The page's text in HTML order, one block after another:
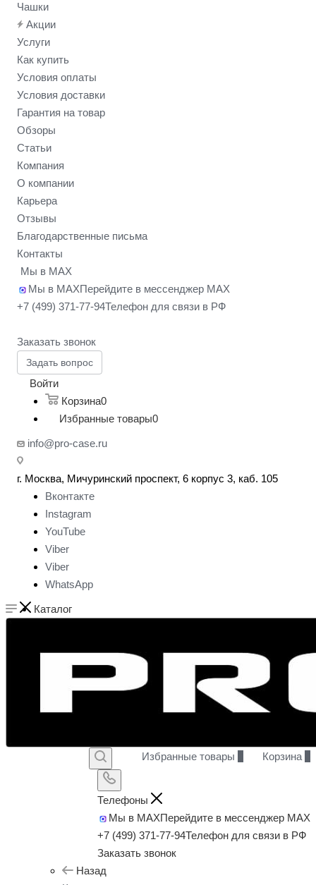
Чашки
Акции
Услуги
Как купить
Условия оплаты
Условия доставки
Гарантия на товар
Обзоры
Статьи
Компания
О компании
Карьера
Отзывы
Благодарственные письма
Контакты
Мы в MAX
Мы в MAXПерейдите в мессенджер MAX
+7 (499) 371-77-94Телефон для связи в РФ
Заказать звонок
Задать вопрос
Войти
Корзина0
Избранные товары0
info@pro-case.ru
г. Москва, Мичуринский проспект, 6 корпус 3, каб. 105
Вконтакте
Instagram
YouTube
Viber
Viber
WhatsApp
Избранные товары Корзина
Телефоны
Мы в MAXПерейдите в мессенджер MAX
+7 (499) 371-77-94Телефон для связи в РФ
Заказать звонок
Каталог
Назад